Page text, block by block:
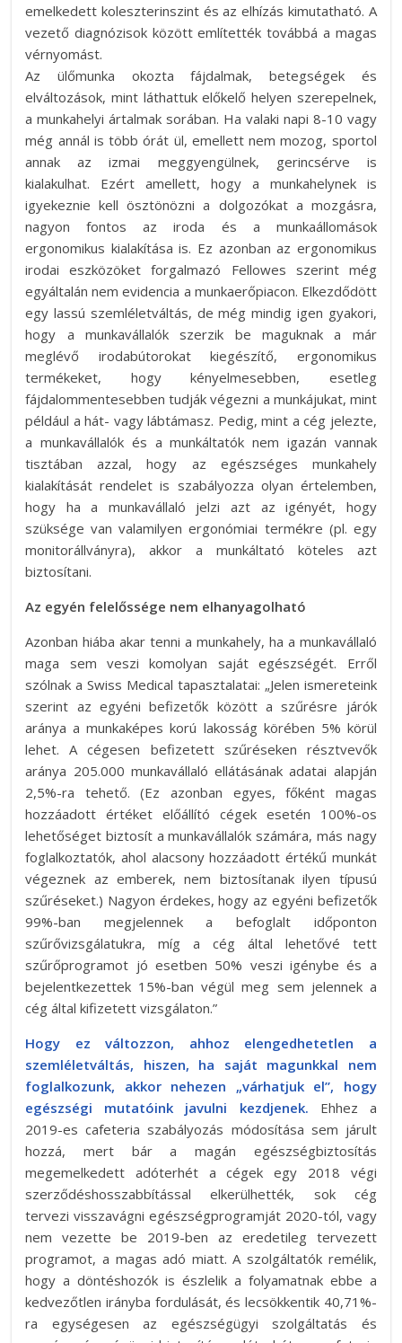
emelkedett koleszterinszint és az elhízás kimutatható. A
vezető diagnózisok között említették továbbá a magas
vérnyomást.
Az ülőmunka okozta fájdalmak, betegségek és
elváltozások, mint láthattuk előkelő helyen szerepelnek,
a munkahelyi ártalmak sorában. Ha valaki napi 8-10 vagy
még annál is több órát ül, emellett nem mozog, sportol
annak az izmai meggyengülnek, gerincsérve is
kialakulhat. Ezért amellett, hogy a munkahelynek is
igyekeznie kell ösztönözni a dolgozókat a mozgásra,
nagyon fontos az iroda és a munkaállomások
ergonomikus kialakítása is. Ez azonban az ergonomikus
irodai eszközöket forgalmazó Fellowes szerint még
egyáltalán nem evidencia a munkaerőpiacon. Elkezdődött
egy lassú szemléletváltás, de még mindig igen gyakori,
hogy a munkavállalók szerzik be maguknak a már
meglévő irodabútorokat kiegészítő, ergonomikus
termékeket, hogy kényelmesebben, esetleg
fájdalommentesebben tudják végezni a munkájukat, mint
például a hát- vagy lábtámasz. Pedig, mint a cég jelezte,
a munkavállalók és a munkáltatók nem igazán vannak
tisztában azzal, hogy az egészséges munkahely
kialakítását rendelet is szabályozza olyan értelemben,
hogy ha a munkavállaló jelzi azt az igényét, hogy
szüksége van valamilyen ergonómiai termékre (pl. egy
monitorállványra), akkor a munkáltató köteles azt
biztosítani.
Az egyén felelőssége nem elhanyagolható
Azonban hiába akar tenni a munkahely, ha a munkavállaló
maga sem veszi komolyan saját egészségét. Erről
szólnak a Swiss Medical tapasztalatai: „Jelen ismereteink
szerint az egyéni befizetők között a szűrésre járók
aránya a munkaképes korú lakosság körében 5% körül
lehet. A cégesen befizetett szűréseken résztvevők
aránya 205.000 munkavállaló ellátásának adatai alapján
2,5%-ra tehető. (Ez azonban egyes, főként magas
hozzáadott értéket előállító cégek esetén 100%-os
lehetőséget biztosít a munkavállalók számára, más nagy
foglalkoztatók, ahol alacsony hozzáadott értékű munkát
végeznek az emberek, nem biztosítanak ilyen típusú
szűréseket.) Nagyon érdekes, hogy az egyéni befizetők
99%-ban megjelennek a befoglalt időponton
szűrővizsgálatukra, míg a cég által lehetővé tett
szűrőprogramot jó esetben 50% veszi igénybe és a
bejelentkezettek 15%-ban végül meg sem jelennek a
cég által kifizetett vizsgálaton.”
Hogy ez változzon, ahhoz elengedhetetlen a
szemléletváltás, hiszen, ha saját magunkkal nem
foglalkozunk, akkor nehezen „várhatjuk el”, hogy
egészségi mutatóink javulni kezdjenek. Ehhez a
2019-es cafeteria szabályozás módosítása sem járult
hozzá, mert bár a magán egészségbiztosítás
megemelkedett adóterhét a cégek egy 2018 végi
szerződéshosszabbítással elkerülhették, sok cég
tervezi visszavágni egészségprogramját 2020-tól, vagy
nem vezette be 2019-ben az eredetileg tervezett
programot, a magas adó miatt. A szolgáltatók remélik,
hogy a döntéshozók is észlelik a folyamatnak ebbe a
kedvezőtlen irányba fordulását, és lecsökkentik 40,71%-
ra egységesen az egészségügyi szolgáltatás és